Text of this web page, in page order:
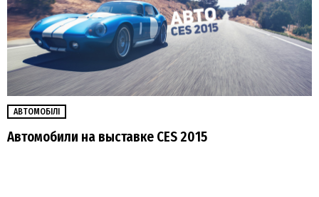
АВТОМОБІЛІ
Автомобили на выставке CES 2015